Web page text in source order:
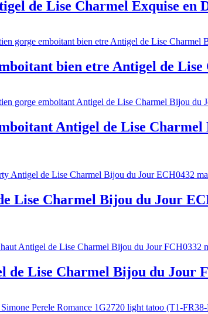
de Lise Charmel Exquise en
bien etre Antigel de
Antigel de Lise
Lise Charmel Bijou du Jour
de Lise Charmel Bijou du Jour